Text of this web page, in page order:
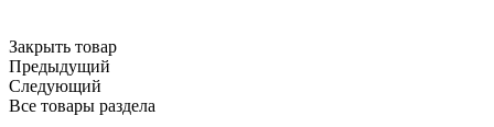
Закрыть товар
Предыдущий
Следующий
Все товары раздела